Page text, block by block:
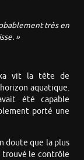
très en
»
vit la tête de
aquatique.
été capable
porté une
doute que la plus
trouvé le contrôle